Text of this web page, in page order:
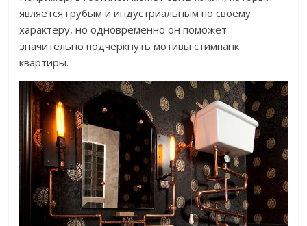
является грубым и индустриальным по своему
характеру, но одновременно он поможет
значительно подчеркнуть мотивы стимпанк
квартиры.